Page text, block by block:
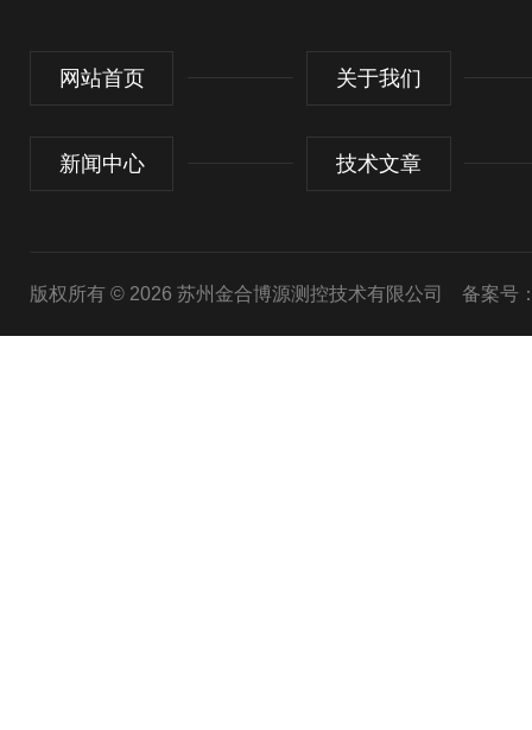
网站首页 关于我们
新闻中心 技术文章
版权所有 © 2026 苏州金合博源测控技术有限公司 备案号